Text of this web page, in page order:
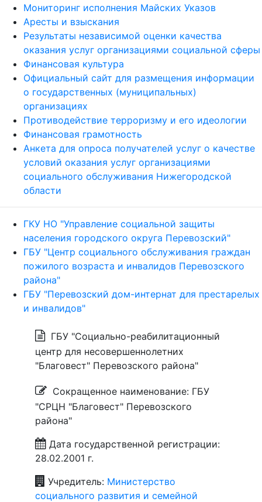
Мониторинг исполнения Майских Указов
Аресты и взыскания
Результаты независимой оценки качества
оказания услуг организациями социальной сферы
Финансовая культура
Официальный сайт для размещения информации
о государственных (муниципальных)
организациях
Противодействие терроризму и его идеологии
Финансовая грамотность
Анкета для опроса получателей услуг о качестве
условий оказания услуг организациями
социального обслуживания Нижегородской
области
ГКУ НО "Управление социальной защиты
населения городского округа Перевозский"
ГБУ "Центр социального обслуживания граждан
пожилого возраста и инвалидов Перевозского
района"
ГБУ "Перевозский дом-интернат для престарелых
и инвалидов"
ГБУ "Социально-реабилитационный
центр для несовершеннолетних
"Благовест" Перевозского района"
Сокращенное наименование: ГБУ
"СРЦН "Благовест" Перевозского
района"
Дата государственной регистрации:
28.02.2001 г.
Учредитель: Министерство
социального развития и семейной